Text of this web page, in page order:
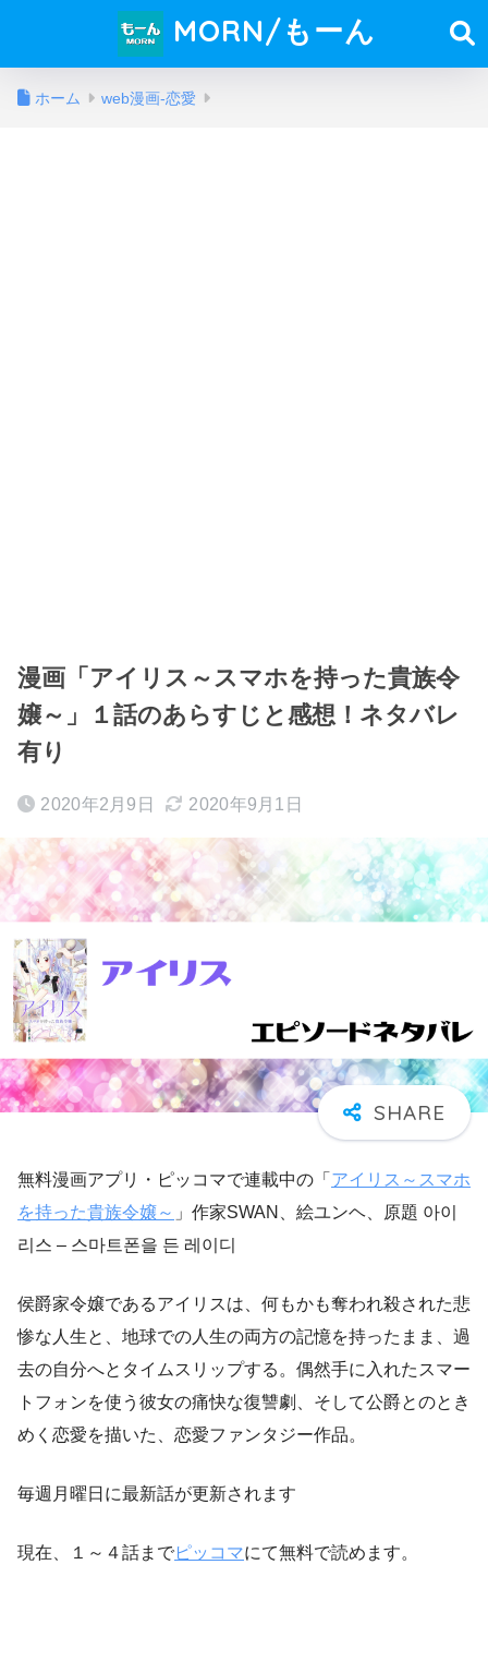
MORN/もーん
ホーム web漫画-恋愛
漫画「アイリス～スマホを持った貴族令
嬢～」１話のあらすじと感想！ネタバレ
有り
2020年2月9日 2020年9月1日
無料漫画アプリ・ピッコマで連載中の「 アイリス～スマホ
を持った貴族令嬢～ 」作家SWAN、絵ユンヘ、原題 아이
리스 – 스마트폰을 든 레이디
侯爵家令嬢であるアイリスは、何もかも奪われ殺された悲
惨な人生と、地球での人生の両方の記憶を持ったまま、過
去の自分へとタイムスリップする。偶然手に入れたスマー
トフォンを使う彼女の痛快な復讐劇、そして公爵とのとき
めく恋愛を描いた、恋愛ファンタジー作品。
毎週月曜日に最新話が更新されます
現在、１～４話までピッコマにて無料で読めます。